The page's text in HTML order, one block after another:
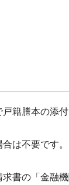
籍謄本の添
は不要です
書の「金融